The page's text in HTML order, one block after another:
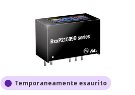
Temporaneamente esaurito